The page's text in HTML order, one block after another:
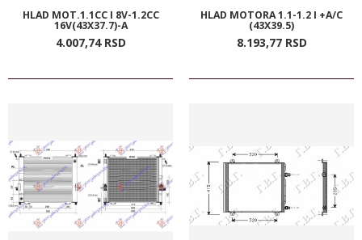
HLAD MOT.1.1CC I 8V-1.2CC
16V(43X37.7)-A
4.007,74 RSD
HLAD MOTORA 1.1-1.2 I +A/C
(43X39.5)
8.193,77 RSD